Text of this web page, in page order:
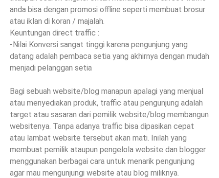
anda bisa dengan promosi offline seperti membuat brosur
atau iklan di koran / majalah.
Keuntungan direct traffic :
-Nilai Konversi sangat tinggi karena pengunjung yang
datang adalah pembaca setia yang akhirnya dengan mudah
menjadi pelanggan setia
Bagi sebuah website/blog manapun apalagi yang menjual
atau menyediakan produk, traffic atau pengunjung adalah
target atau sasaran dari pemilik website/blog membangun
websitenya. Tanpa adanya traffic bisa dipasikan cepat
atau lambat website tersebut akan mati. Inilah yang
membuat pemilik ataupun pengelola website dan blogger
menggunakan berbagai cara untuk menarik pengunjung
agar mau mengunjungi website atau blog miliknya.